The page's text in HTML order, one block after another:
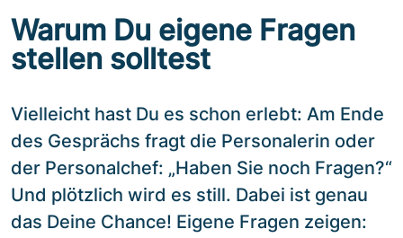
Warum Du eigene Fragen
stellen solltest
Vielleicht hast Du es schon erlebt: Am Ende
des Gesprächs fragt die Personalerin oder
der Personalchef: „Haben Sie noch Fragen?“
Und plötzlich wird es still. Dabei ist genau
das Deine Chance! Eigene Fragen zeigen: